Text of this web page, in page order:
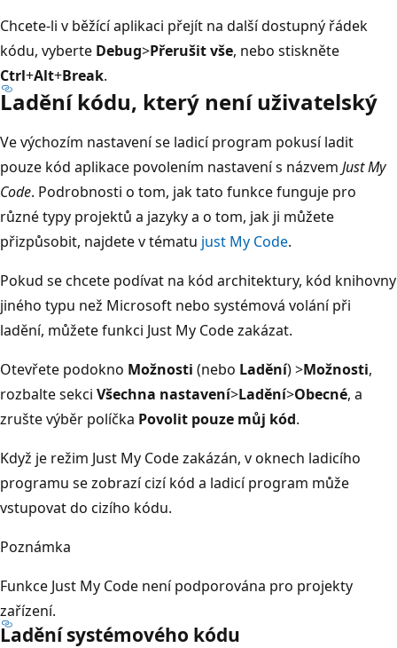
Chcete-li v běžící aplikaci přejít na další dostupný řádek
kódu, vyberte Debug>Přerušit vše, nebo stiskněte
Ctrl+Alt+Break.
Ladění kódu, který není uživatelský
Ve výchozím nastavení se ladicí program pokusí ladit
pouze kód aplikace povolením nastavení s názvem Just My
Code. Podrobnosti o tom, jak tato funkce funguje pro
různé typy projektů a jazyky a o tom, jak ji můžete
přizpůsobit, najdete v tématu just My Code.
Pokud se chcete podívat na kód architektury, kód knihovny
jiného typu než Microsoft nebo systémová volání při
ladění, můžete funkci Just My Code zakázat.
Otevřete podokno Možnosti (nebo Ladění) >Možnosti,
rozbalte sekci Všechna nastavení>Ladění>Obecné, a
zrušte výběr políčka Povolit pouze můj kód.
Když je režim Just My Code zakázán, v oknech ladicího
programu se zobrazí cizí kód a ladicí program může
vstupovat do cizího kódu.
Poznámka
Funkce Just My Code není podporována pro projekty
zařízení.
Ladění systémového kódu